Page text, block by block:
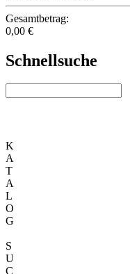
Gesamtbetrag:
0,00 €
Schnellsuche
K
A
T
A
L
O
G
S
U
C